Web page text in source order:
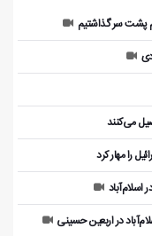
پشت سر گذاشتیم
را مهار کرد
در اربعین حسینی